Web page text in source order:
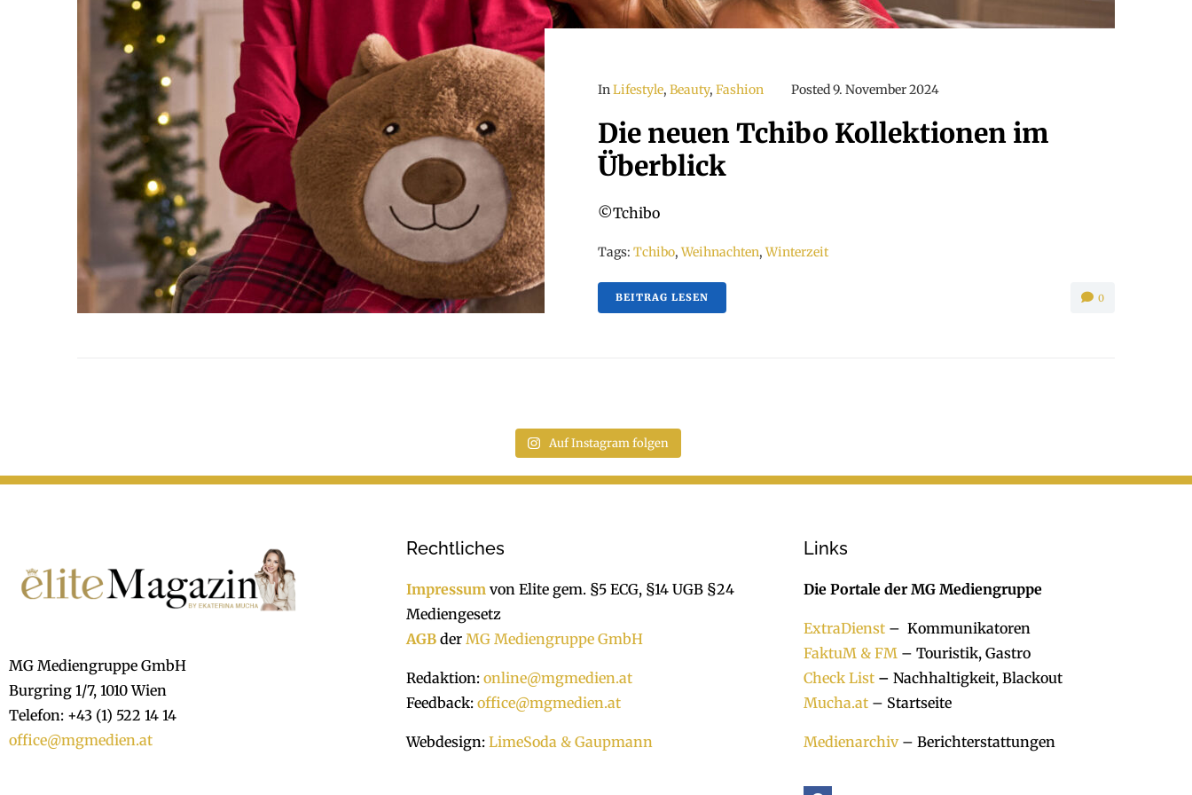
InLifestyle, Beauty, Fashion Posted9. November 2024
Die neuen Tchibo Kollektionen im
Überblick
©Tchibo
Tags: Tchibo, Weihnachten, Winterzeit
BEITRAG LESEN 0
Auf Instagram folgen
MG Mediengruppe GmbH
Burgring 1/7, 1010 Wien
Telefon: +43 (1) 522 14 14
office@mgmedien.at
Rechtliches
Impressumvon Elite gem. §5 ECG, §14 UGB §24
Mediengesetz
AGBder MG Mediengruppe GmbH
Redaktion: online@mgmedien.at
Feedback: office@mgmedien.at
Webdesign: LimeSoda & Gaupmann
Links
Die Portale der MG Mediengruppe
ExtraDienst– Kommunikatoren
FaktuM & FM– Touristik, Gastro
Check List– Nachhaltigkeit, Blackout
Mucha.at– Startseite
Medienarchiv– Berichterstattungen